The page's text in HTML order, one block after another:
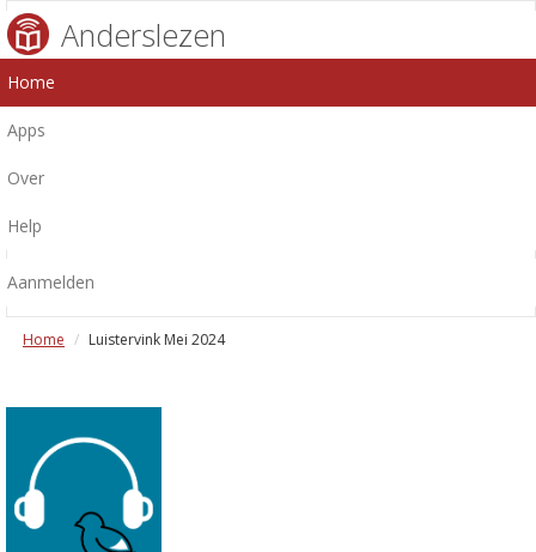
Anderslezen
Home
Apps
Over
Help
Aanmelden
Home Luistervink Mei 2024